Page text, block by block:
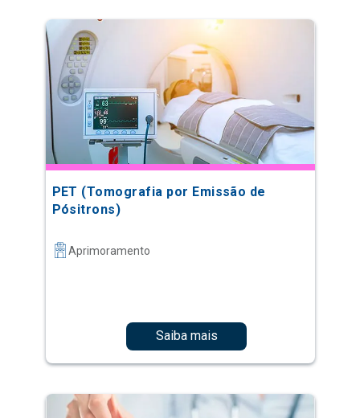
PET (Tomografia por Emissão de
Pósitrons)
Aprimoramento
Saiba mais